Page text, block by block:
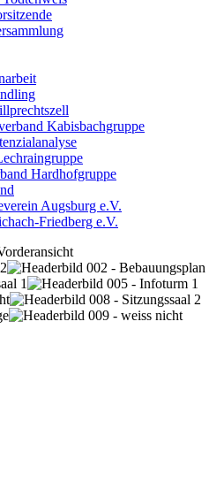
Kabisbachgruppe
Hardhofgruppe
Augsburg e.V.
Friedberg e.V.